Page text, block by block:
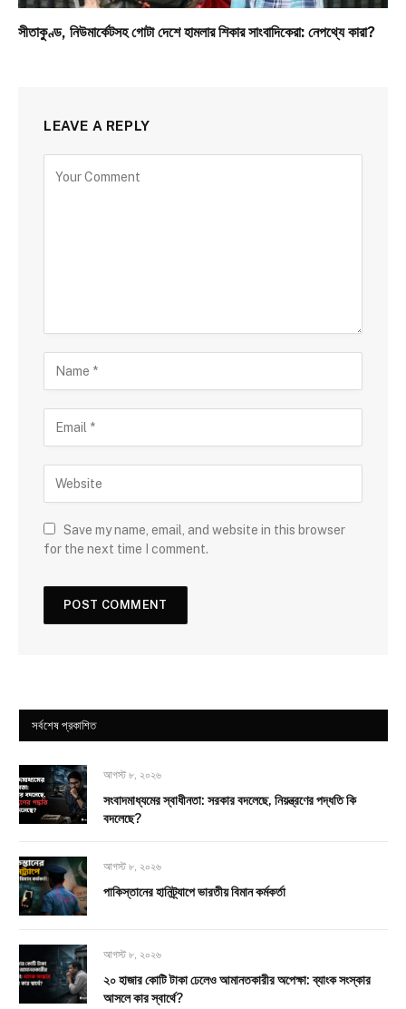
সীতাকুণ্ড, নিউমার্কেটসহ গোটা দেশে হামলার শিকার সাংবাদিকেরা: নেপথ্যে কারা?
LEAVE A REPLY
Save my name, email, and website in this browser
for the next time I comment.
সর্বশেষ প্রকাশিত
আগস্ট ৮, ২০২৬
সংবাদমাধ্যমের স্বাধীনতা: সরকার বদলেছে, নিয়ন্ত্রণের পদ্ধতি কি
বদলেছে?
আগস্ট ৮, ২০২৬
পাকিস্তানের হানিট্র্যাপে ভারতীয় বিমান কর্মকর্তা
আগস্ট ৮, ২০২৬
২০ হাজার কোটি টাকা ঢেলেও আমানতকারীর অপেক্ষা: ব্যাংক সংস্কার
আসলে কার স্বার্থে?